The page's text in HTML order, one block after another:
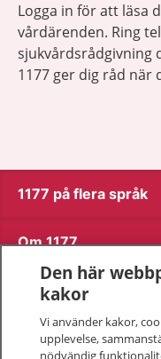
Logga in för att läsa
vårdärenden. Ring
sjukvårdsrådgivning
1177 ger dig råd när
1177 på flera språk
Om 1177
Kontakt
Behandling av
Den här
kakor
Vi använder kakor,
upplevelse,
nödvändig